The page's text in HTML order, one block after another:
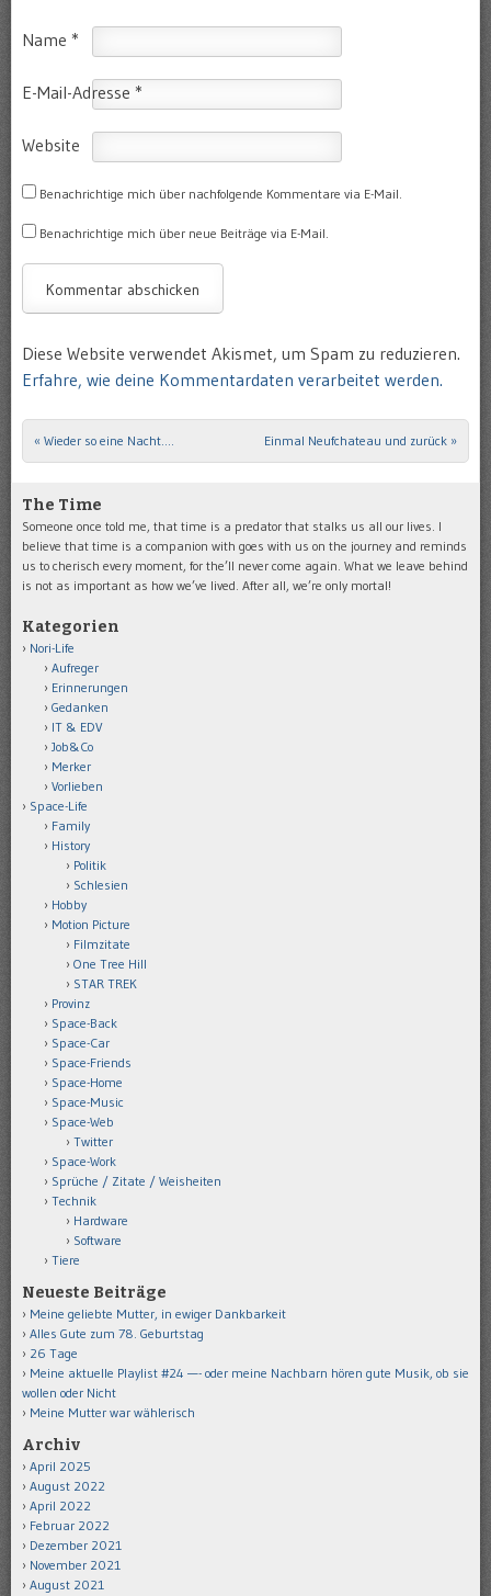
Name *
E-Mail-Adresse *
Website
Benachrichtige mich über nachfolgende Kommentare via E-Mail.
Benachrichtige mich über neue Beiträge via E-Mail.
Diese Website verwendet Akismet, um Spam zu reduzieren.
Erfahre, wie deine Kommentardaten verarbeitet werden.
Post navigation
« Wieder so eine Nacht…. Einmal Neufchateau und zurück »
The Time
Someone once told me, that time is a predator that stalks us all our lives. I
believe that time is a companion with goes with us on the journey and reminds
us to cherisch every moment, for the’ll never come again. What we leave behind
is not as important as how we’ve lived. After all, we’re only mortal!
Kategorien
Nori-Life
Aufreger
Erinnerungen
Gedanken
IT & EDV
Job&Co
Merker
Vorlieben
Space-Life
Family
History
Politik
Schlesien
Hobby
Motion Picture
Filmzitate
One Tree Hill
STAR TREK
Provinz
Space-Back
Space-Car
Space-Friends
Space-Home
Space-Music
Space-Web
Twitter
Space-Work
Sprüche / Zitate / Weisheiten
Technik
Hardware
Software
Tiere
Neueste Beiträge
Meine geliebte Mutter, in ewiger Dankbarkeit
Alles Gute zum 78. Geburtstag
26 Tage
Meine aktuelle Playlist #24 —- oder meine Nachbarn hören gute Musik, ob sie
wollen oder Nicht
Meine Mutter war wählerisch
Archiv
April 2025
August 2022
April 2022
Februar 2022
Dezember 2021
November 2021
August 2021